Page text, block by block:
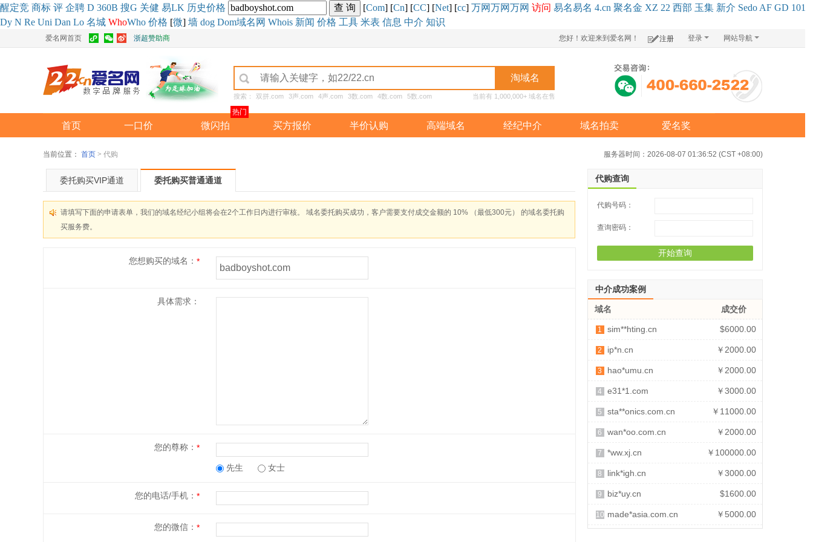
醒定竞 商标 评 企聘 D 360B 搜G 关健 易LK 历史价格 [Com] [Cn] [CC] [Net] [cc] 万网万网万网 访问 易名易名 4.cn 聚名金 XZ 22 西部 玉集 新介 Sedo AF GD 101
Dy N Re Uni Dan Lo 名城 WhoWho 价格 [微] 墙 dog Dom域名网 Whois 新闻 价格 工具 米表 信息 中介 知识